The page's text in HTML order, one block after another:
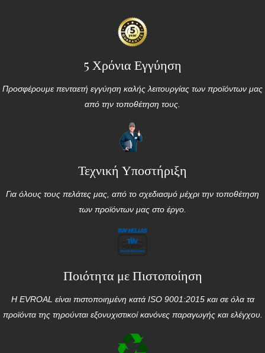
5 Χρόνια Εγγύηση
Προσφέρουμε πενταετή εγγύηση καλής λειτουργίας των προϊόντων μας
από την τοποθέτηση τους.
Τεχνική Υποστήριξη
Για όλους τους πελάτες μας, από το σχεδιασμό μέχρι την τοποθέτηση
των προϊόντων μας στο έργο.
Ποιότητα με Πιστοποίηση
Η EVROAL είναι πιστοποιημένη κατά ISO 9001:2015 και σε όλα τα
προϊόντα της τηρούνται εξονυχιστικοί κανόνες παραγωγής και ελέγχου.